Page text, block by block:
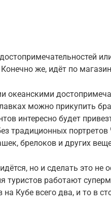
же, идёт по
океанскими
можно прикупить
интересно будет
традиционных
брелоков и других
но и сделать это не
туристов работают
Кубе всего два, и то в